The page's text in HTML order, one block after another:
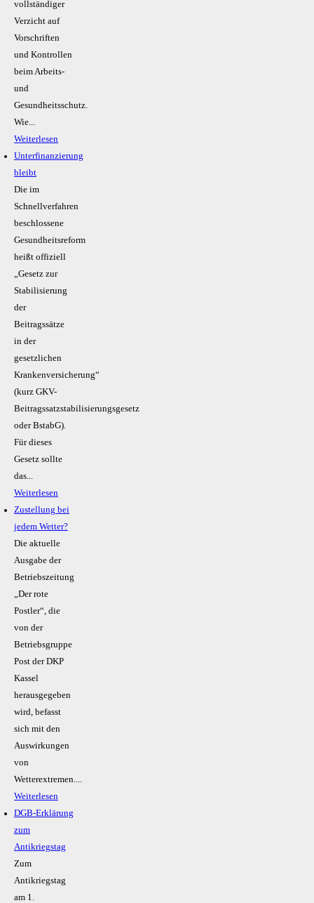
vollständiger
Verzicht auf
Vorschriften
und Kontrollen
beim Arbeits-
und
Gesundheitsschutz.
Wie...
Weiterlesen
Unterfinanzierung
bleibt
Die im
Schnellverfahren
beschlossene
Gesundheitsreform
heißt offiziell
„Gesetz zur
Stabilisierung
der
Beitragssätze
in der
gesetzlichen
Krankenversicherung“
(kurz GKV-
Beitragssatzstabilisierungsgesetz
oder BstabG).
Für dieses
Gesetz sollte
das...
Weiterlesen
Zustellung bei
jedem Wetter?
Die aktuelle
Ausgabe der
Betriebszeitung
„Der rote
Postler“, die
von der
Betriebsgruppe
Post der DKP
Kassel
herausgegeben
wird, befasst
sich mit den
Auswirkungen
von
Wetterextremen....
Weiterlesen
DGB-Erklärung
zum
Antikriegstag
Zum
Antikriegstag
am 1.